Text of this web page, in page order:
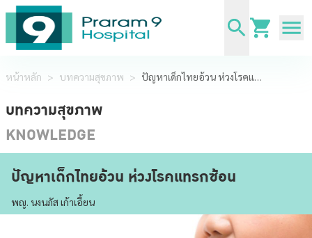
หน้าหลัก > บทความสุขภาพ > ปัญหาเด็กไทยอ้วน ห่วงโรคแทรกซ้อน
บทความสุขภาพ
KNOWLEDGE
ปัญหาเด็กไทยอ้วน ห่วงโรคแทรกซ้อน
พญ. นงนภัส เก้าเอี้ยน